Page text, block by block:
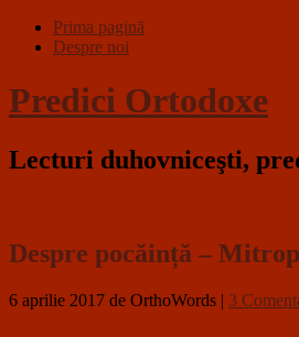
Prima pagină
Despre noi
Predici Ortodoxe
Lecturi duhovniceşti,
Despre pocăință –
6 aprilie 2017 de OrthoWords | 3